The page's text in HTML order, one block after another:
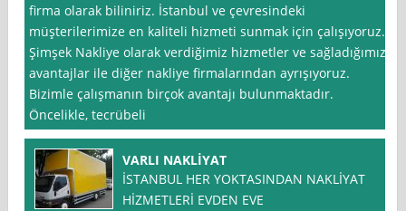
firma olarak biliniriz. İstanbul ve çevresindeki
müşterilerimize en kaliteli hizmeti sunmak için çalışıyoruz.
Şimşek Nakliye olarak verdiğimiz hizmetler ve sağladığımız
avantajlar ile diğer nakliye firmalarından ayrışıyoruz.
Bizimle çalışmanın birçok avantajı bulunmaktadır.
Öncelikle, tecrübeli
VARLI NAKLİYAT
İSTANBUL HER YOKTASINDAN NAKLİYAT
HİZMETLERİ EVDEN EVE